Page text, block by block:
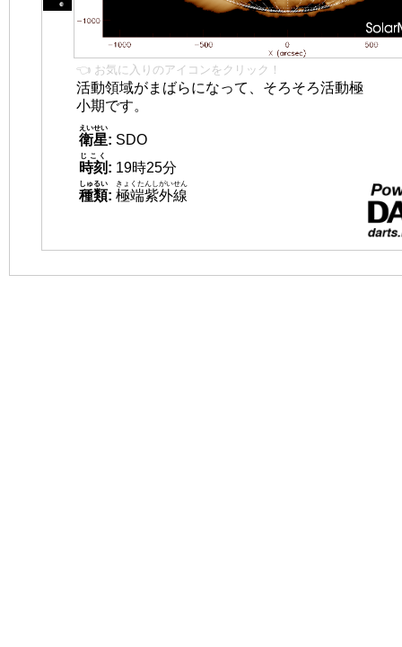
👈 お気に入りのアイコンをクリック！
活動領域がまばらになって、そろそろ活動極
小期です。
衛星
えいせい
: SDO
時刻
じこく
: 19時25分
種類
しゅるい
: 極端紫外線
きょくたんしがいせん